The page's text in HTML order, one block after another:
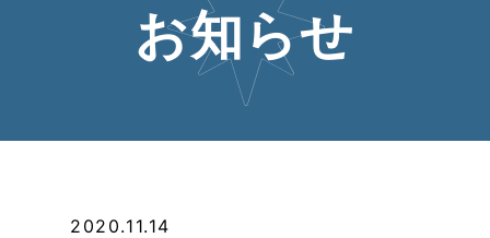
お知らせ
2020.11.14